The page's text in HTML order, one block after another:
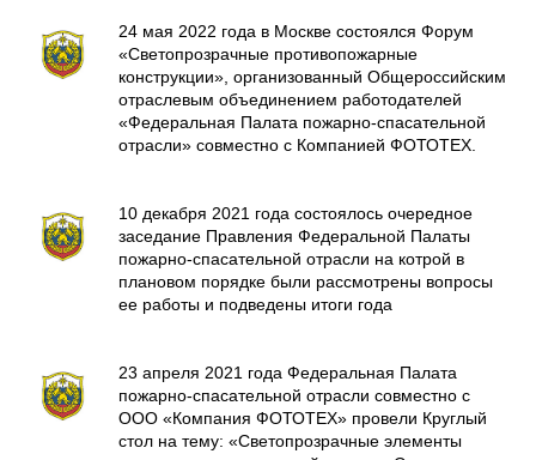
24 мая 2022 года в Москве состоялся Форум
«Светопрозрачные противопожарные
конструкции», организованный Общероссийским
отраслевым объединением работодателей
«Федеральная Палата пожарно-спасательной
отрасли» совместно с Компанией ФОТОТЕХ.
10 декабря 2021 года состоялось очередное
заседание Правления Федеральной Палаты
пожарно-спасательной отрасли на котрой в
плановом порядке были рассмотрены вопросы
ее работы и подведены итоги года
23 апреля 2021 года Федеральная Палата
пожарно-спасательной отрасли совместно с
ООО «Компания ФОТОТЕХ» провели Круглый
стол на тему: «Светопрозрачные элементы